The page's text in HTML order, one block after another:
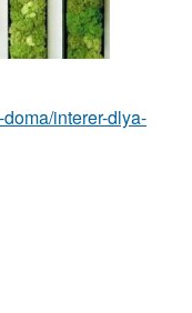
interer-dlya-